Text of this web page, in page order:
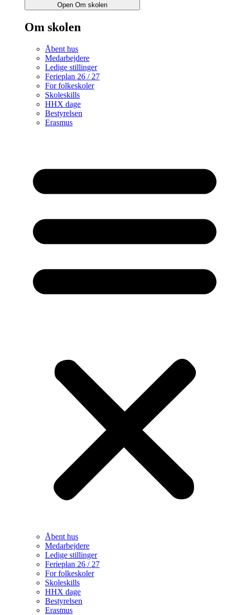
Open Om skolen
Om skolen
Åbent hus
Medarbejdere
Ledige stillinger
Ferieplan 26 / 27
For folkeskoler
Skoleskills
HHX dage
Bestyrelsen
Erasmus
Åbent hus
Medarbejdere
Ledige stillinger
Ferieplan 26 / 27
For folkeskoler
Skoleskills
HHX dage
Bestyrelsen
Erasmus